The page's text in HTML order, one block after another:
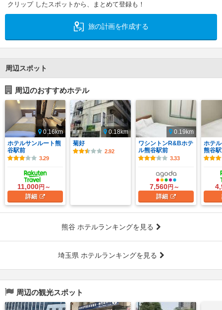
クリップ したスポットから、まとめて登録も！
旅の計画を作成する
周辺スポット
周辺のおすすめホテル
0.16km
ホテルサンルート熊
谷駅前
3.29
11,000円～
詳細
0.18km
菊好
2.92
0.19km
ワシントンR&Bホテ
ル熊谷駅前
3.33
7,560円～
詳細
ホテ
熊谷
熊谷 ホテルランキングを見る
埼玉県 ホテルランキングを見る
周辺の観光スポット